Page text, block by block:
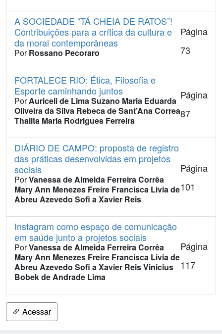
A SOCIEDADE “TÁ CHEIA DE RATOS”!
Contribuições para a crítica da cultura e
da moral contemporâneas
PorRossano Pecoraro
Página
73
FORTALECE RIO: Ética, Filosofia e
Esporte caminhando juntos
PorAuriceli de Lima Suzano Maria Eduarda
Oliveira da Silva Rebeca de Sant’Ana Correa
Thalita Maria Rodrigues Ferreira
Página
87
DIÁRIO DE CAMPO: proposta de registro
das práticas desenvolvidas em projetos
sociais
PorVanessa de Almeida Ferreira Corrêa
Mary Ann Menezes Freire Francisca Livia de
Abreu Azevedo Sofi a Xavier Reis
Página
101
Instagram como espaço de comunicação
em saúde junto a projetos sociais
PorVanessa de Almeida Ferreira Corrêa
Mary Ann Menezes Freire Francisca Livia de
Abreu Azevedo Sofi a Xavier ReisVinicius
Bobek de Andrade Lima
Página
117
Acessar